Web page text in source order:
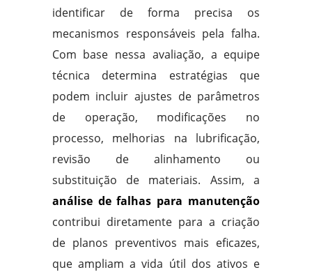
identificar de forma precisa os
mecanismos responsáveis pela falha.
Com base nessa avaliação, a equipe
técnica determina estratégias que
podem incluir ajustes de parâmetros
de operação, modificações no
processo, melhorias na lubrificação,
revisão de alinhamento ou
substituição de materiais. Assim, a
análise de falhas para manutenção
contribui diretamente para a criação
de planos preventivos mais eficazes,
que ampliam a vida útil dos ativos e